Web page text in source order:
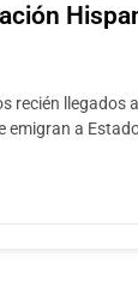
recién llegados
emigran a